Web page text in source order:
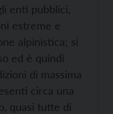
enti pubblici,
estreme e
alpinistica; si
ed è quindi
di massima
circa una
quasi tutte di